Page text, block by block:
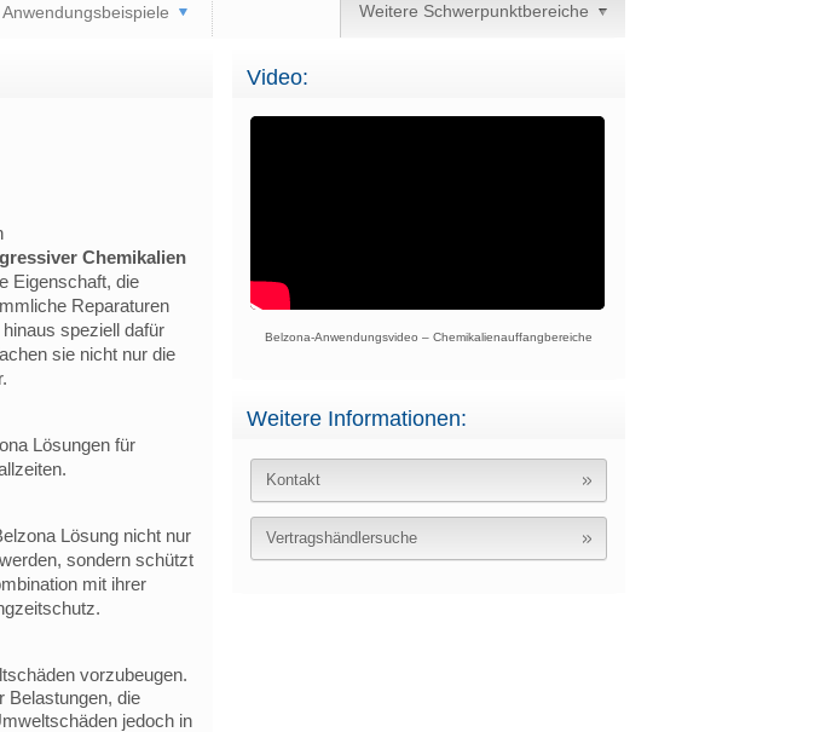
Anwendungsbeispiele Weitere Schwerpunktbereiche
Chemikalien
Eigenschaft, die
Reparaturen
speziell dafür
sie nicht nur die
Lösungen für
Lösung nicht nur
sondern schützt
mit ihrer
vorzubeugen.
Belastungen, die
jedoch in
Video:
Belzona-Anwendungsvideo – Chemikalienauffangbereiche
Weitere Informationen:
Kontakt
Vertragshändlersuche